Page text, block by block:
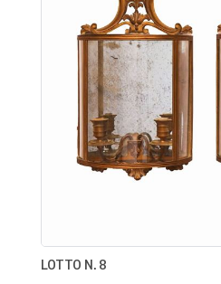
LOTTO N. 8